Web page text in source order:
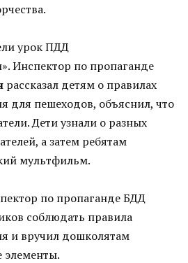
урок ПДД
Инспектор по пропаганде
рассказал детям о правилах
для пешеходов, объяснил, что
Дети узнали о разных
а затем ребятам
мультфильм.
по пропаганде БДД
соблюдать правила
и вручил дошколятам
элементы.